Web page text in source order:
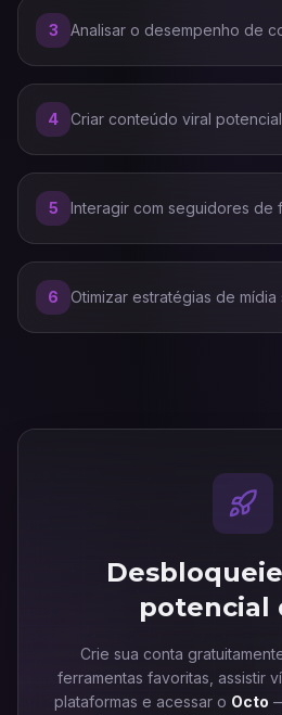
3 Analisar o desempenho de
4 Criar conteúdo viral potencial
5 Interagir com seguidores de
6 Otimizar estratégias de mídia
potencial
Crie sua conta
ferramentas favoritas, assistir
plataformas e acessar o Octo